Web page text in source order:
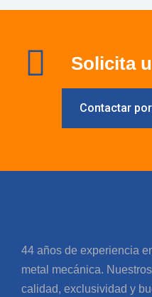
Solicita
Contactar
44 años de experiencia
metal mecánica.
calidad, exclusividad y